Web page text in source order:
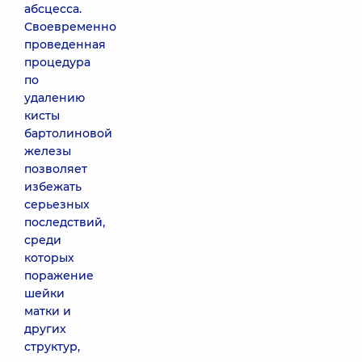
абсцесса.
Своевременно
проведенная
процедура
по
удалению
кисты
бартолиновой
железы
позволяет
избежать
серьезных
последствий,
среди
которых
поражение
шейки
матки и
других
структур,